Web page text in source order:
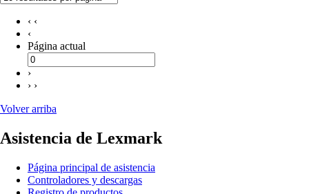
‹ ‹
‹
Página actual
›
› ›
Volver arriba
Asistencia de Lexmark
Página principal de asistencia
Controladores y descargas